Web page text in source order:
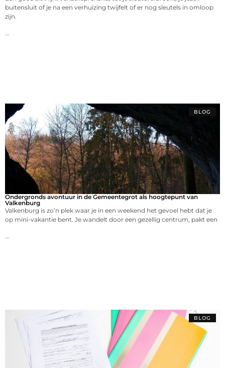
buitensluit of je na een verhuizing twijfelt of er nog sleutels in omloop
zijn.
BLOG
Ondergronds avontuur in de Gemeentegrot als hoogtepunt van
Valkenburg
Valkenburg is zo’n plek waar je in een weekend het gevoel hebt dat je
op mini-vakantie bent. Je wandelt door een gezellig centrum, pakt een
BLOG